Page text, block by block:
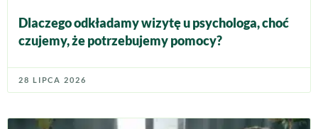
Dlaczego odkładamy wizytę u psychologa, choć
czujemy, że potrzebujemy pomocy?
28 LIPCA 2026